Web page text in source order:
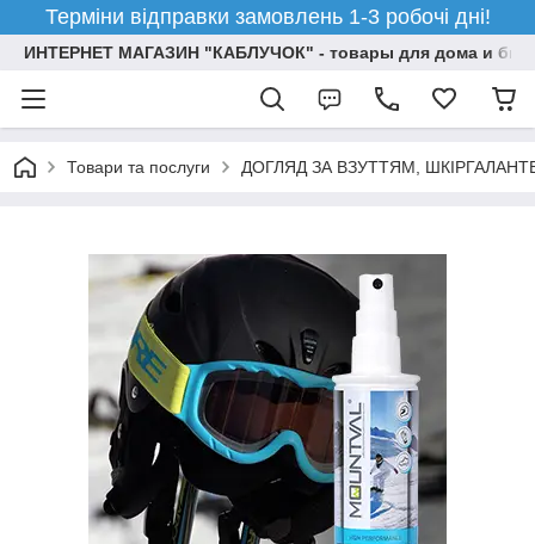
Терміни відправки замовлень 1-3 робочі дні!
ИНТЕРНЕТ МАГАЗИН "КАБЛУЧОК" - товары для дома и
Товари та послуги ДОГЛЯД ЗА ВЗУТТЯМ,